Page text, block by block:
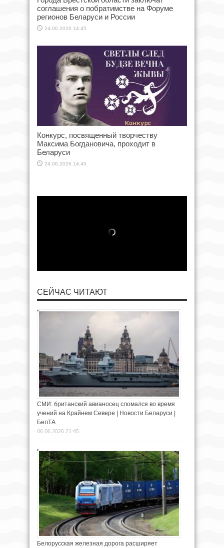
соглашения о побратимстве на Форуме
регионов Беларуси и России
24.06.2026 14:45
Конкурс, посвященный творчеству
Максима Богдановича, проходит в
Беларуси
24.06.2026 14:45
СЕЙЧАС ЧИТАЮТ
СМИ: британский авианосец сломался во время
учений на Крайнем Севере | Новости Беларуси |
БелТА
06.06.2026 21:45
Белорусская железная дорога расширяет